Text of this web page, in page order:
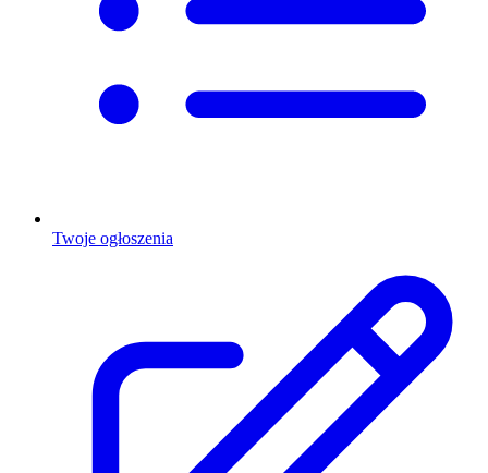
Twoje ogłoszenia